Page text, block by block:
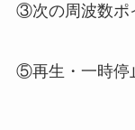
③次の周波数ポ
⑤再生・一時停